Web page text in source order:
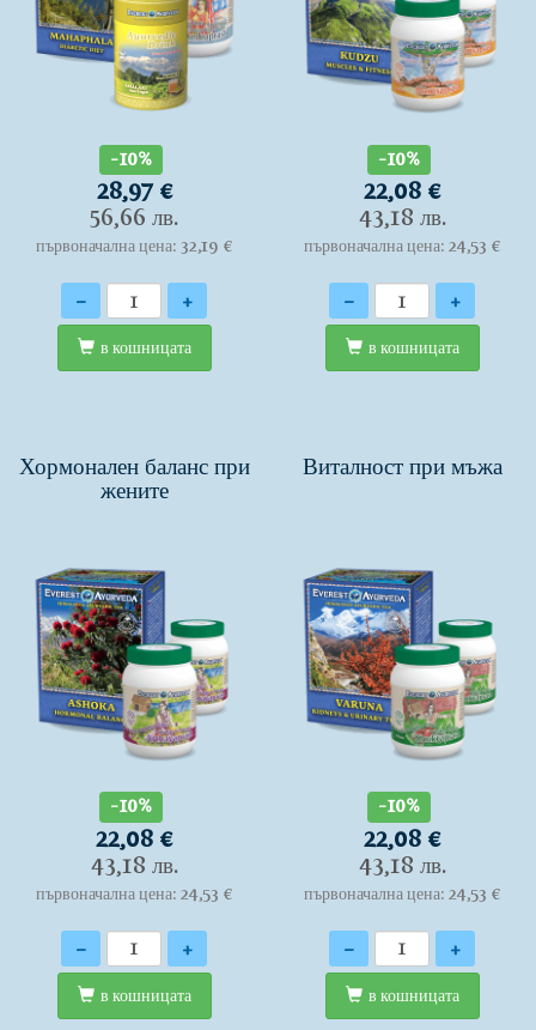
-10%
28,97 €
56,66 лв.
първоначална цена: 32,19 €
Количество
- +
в кошницата
-10%
22,08 €
43,18 лв.
първоначална цена: 24,53 €
Количество
- +
в кошницата
Хормонален баланс при
жените
-10%
22,08 €
43,18 лв.
първоначална цена: 24,53 €
Количество
- +
в кошницата
Виталност при мъжа
-10%
22,08 €
43,18 лв.
първоначална цена: 24,53 €
Количество
- +
в кошницата